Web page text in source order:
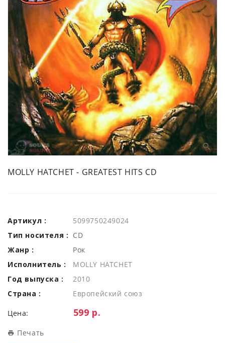
MOLLY HATCHET - GREATEST HITS CD
Артикул :
5099750249024
Тип носителя : CD
Жанр :
Рок
Исполнитель :
MOLLY HATCHET
Год выпуска :
2010
Страна :
Европейский союз
Цена: Цена:
599 р.
Печать